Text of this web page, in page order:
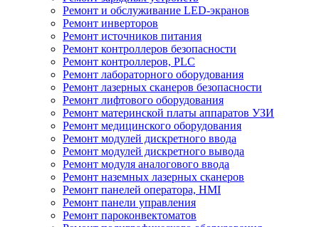
Ремонт и обслуживание LED-экранов
Ремонт инверторов
Ремонт источников питания
Ремонт контроллеров безопасности
Ремонт контроллеров, PLC
Ремонт лабораторного оборудования
Ремонт лазерных сканеров безопасности
Ремонт лифтового оборудования
Ремонт материнской платы аппаратов УЗИ
Ремонт медицинского оборудования
Ремонт модулей дискретного ввода
Ремонт модулей дискретного вывода
Ремонт модуля аналогового ввода
Ремонт наземных лазерных сканеров
Ремонт панелей оператора, HMI
Ремонт панели управления
Ремонт пароконвектоматов